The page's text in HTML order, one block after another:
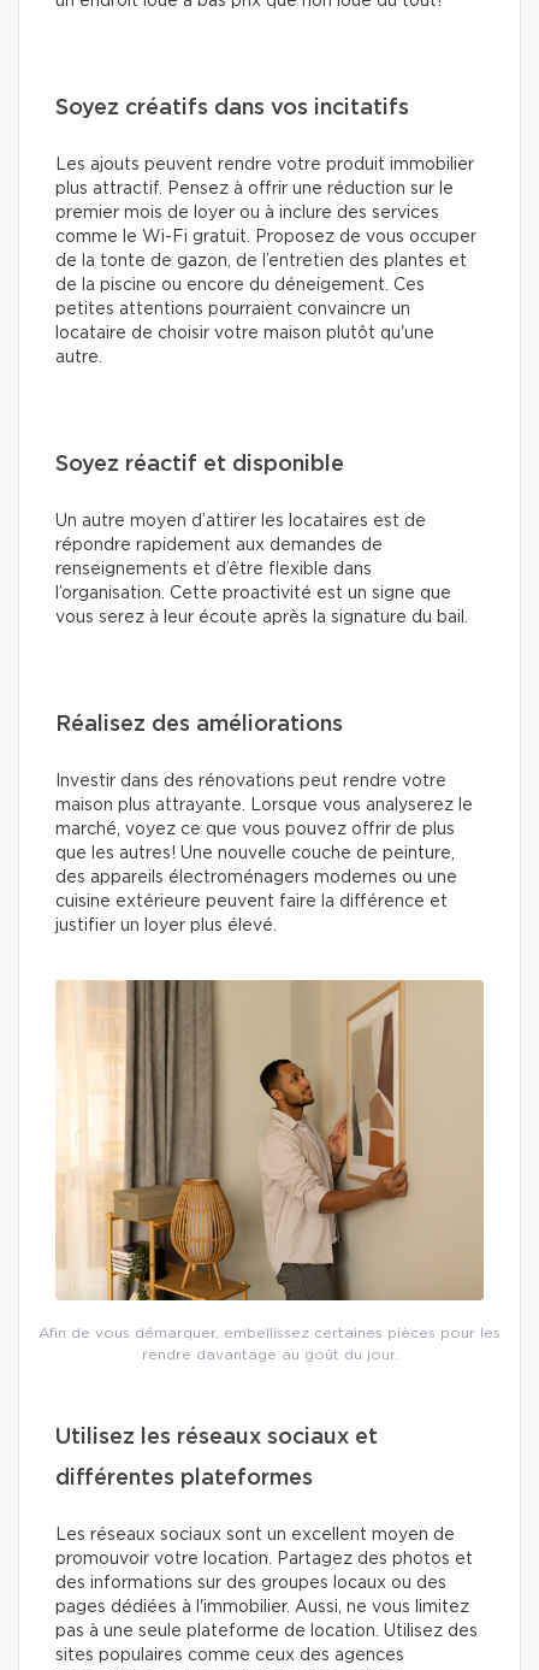
Soyez créatifs dans vos incitatifs
Les ajouts peuvent rendre votre produit immobilier
plus attractif. Pensez à offrir une réduction sur le
premier mois de loyer ou à inclure des services
comme le Wi-Fi gratuit. Proposez de vous occuper
de la tonte de gazon, de l’entretien des plantes et
de la piscine ou encore du déneigement. Ces
petites attentions pourraient convaincre un
locataire de choisir votre maison plutôt qu'une
autre.
Soyez réactif et disponible
Un autre moyen d’attirer les locataires est de
répondre rapidement aux demandes de
renseignements et d’être flexible dans
l’organisation. Cette proactivité est un signe que
vous serez à leur écoute après la signature du bail.
Réalisez des améliorations
Investir dans des rénovations peut rendre votre
maison plus attrayante. Lorsque vous analyserez le
marché, voyez ce que vous pouvez offrir de plus
que les autres! Une nouvelle couche de peinture,
des appareils électroménagers modernes ou une
cuisine extérieure peuvent faire la différence et
justifier un loyer plus élevé.
Afin de vous démarquer, embellissez certaines pièces pour les
rendre davantage au goût du jour.
Utilisez les réseaux sociaux et
différentes plateformes
Les réseaux sociaux sont un excellent moyen de
promouvoir votre location. Partagez des photos et
des informations sur des groupes locaux ou des
pages dédiées à l'immobilier. Aussi, ne vous limitez
pas à une seule plateforme de location. Utilisez des
sites populaires comme ceux des agences